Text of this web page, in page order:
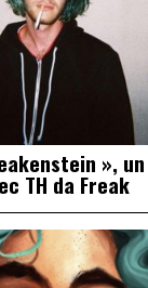
»,
TH da Freak